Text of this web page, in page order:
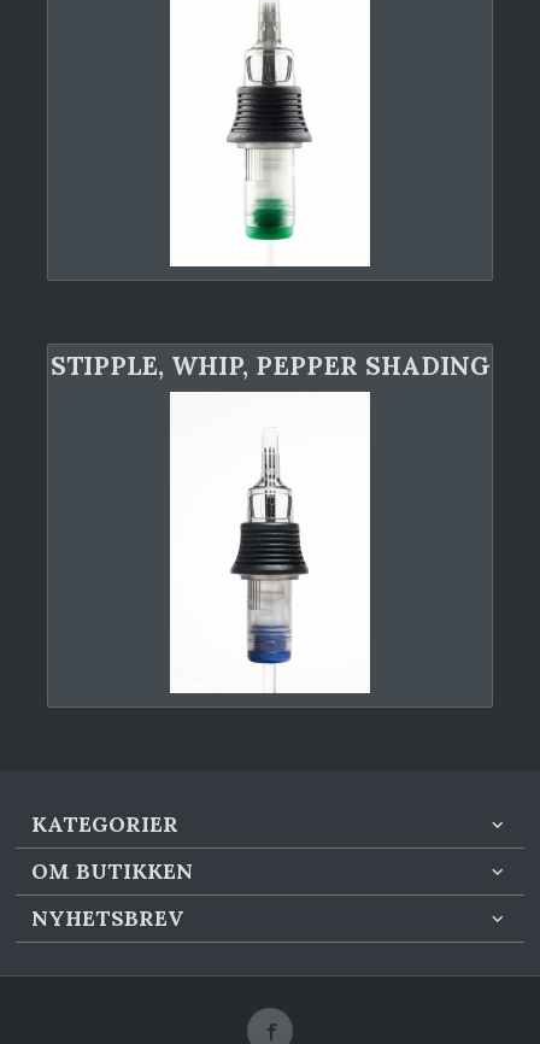
STIPPLE, WHIP, PEPPER SHADING
KATEGORIER
OM BUTIKKEN
NYHETSBREV